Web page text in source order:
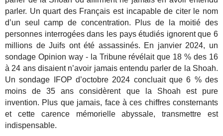
parler. Un quart des Français est incapable de citer le nom
d’un seul camp de concentration. Plus de la moitié des
personnes interrogées dans les pays étudiés ignorent que 6
millions de Juifs ont été assassinés. En janvier 2024, un
sondage Opinion way - la Tribune révélait que 18 % des 16
à 24 ans disaient n’avoir jamais entendu parler de la Shoah.
Un sondage IFOP d’octobre 2024 concluait que 6 % des
moins de 35 ans considèrent que la Shoah est pure
invention. Plus que jamais, face à ces chiffres consternants
et cette carence mémorielle abyssale, transmettre est
indispensable.